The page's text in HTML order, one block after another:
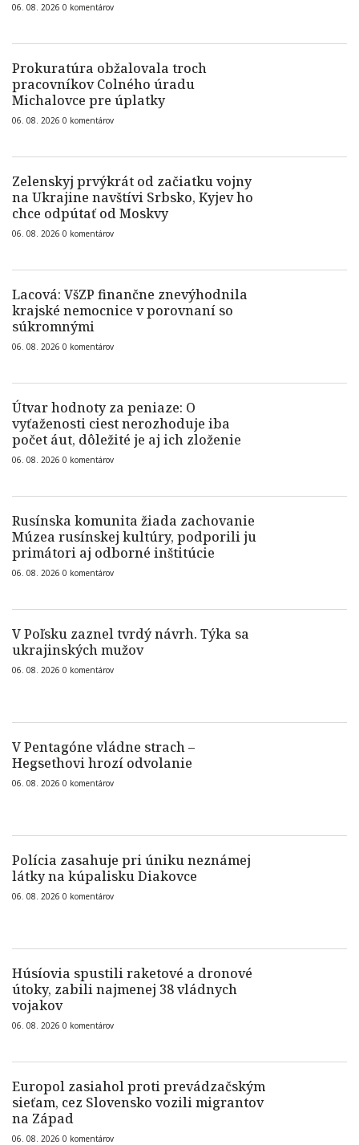
06. 08. 2026 0 komentárov
Prokuratúra obžalovala troch
pracovníkov Colného úradu
Michalovce pre úplatky
06. 08. 2026 0 komentárov
Zelenskyj prvýkrát od začiatku vojny
na Ukrajine navštívi Srbsko, Kyjev ho
chce odpútať od Moskvy
06. 08. 2026 0 komentárov
Lacová: VšZP finančne znevýhodnila
krajské nemocnice v porovnaní so
súkromnými
06. 08. 2026 0 komentárov
Útvar hodnoty za peniaze: O
vyťaženosti ciest nerozhoduje iba
počet áut, dôležité je aj ich zloženie
06. 08. 2026 0 komentárov
Rusínska komunita žiada zachovanie
Múzea rusínskej kultúry, podporili ju
primátori aj odborné inštitúcie
06. 08. 2026 0 komentárov
V Poľsku zaznel tvrdý návrh. Týka sa
ukrajinských mužov
06. 08. 2026 0 komentárov
V Pentagóne vládne strach –
Hegsethovi hrozí odvolanie
06. 08. 2026 0 komentárov
Polícia zasahuje pri úniku neznámej
látky na kúpalisku Diakovce
06. 08. 2026 0 komentárov
Húsíovia spustili raketové a dronové
útoky, zabili najmenej 38 vládnych
vojakov
06. 08. 2026 0 komentárov
Europol zasiahol proti prevádzačským
sieťam, cez Slovensko vozili migrantov
na Západ
06. 08. 2026 0 komentárov